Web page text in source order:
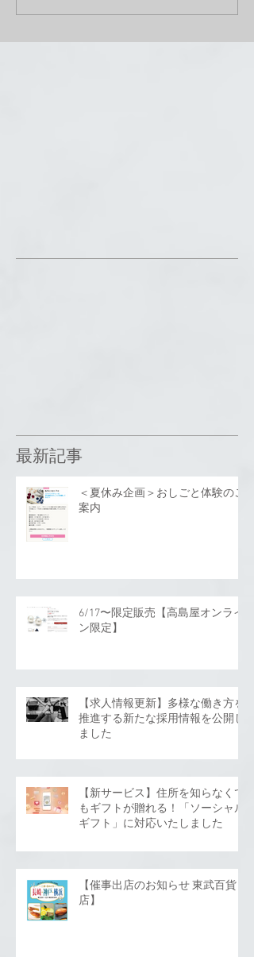
最新記事
＜夏休み企画＞おしごと体験のご
案内
6/17〜限定販売【高島屋オンライ
ン限定】
【求人情報更新】多様な働き方を
推進する新たな採用情報を公開し
ました
【新サービス】住所を知らなくて
もギフトが贈れる！「ソーシャル
ギフト」に対応いたしました
【催事出店のお知らせ 東武百貨
店】